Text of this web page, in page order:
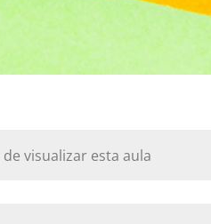
visualizar esta aula